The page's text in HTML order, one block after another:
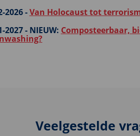
2026 -Van Holocaust tot
2027 - NIEUW: Composteerbaar,
Veelgestelde